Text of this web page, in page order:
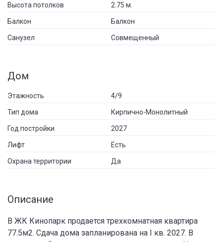
Высота потолков 2.75 м.
Балкон Балкон
Санузел Совмещенный
Дом
Этажность 4/9
Тип дома Кирпично-Монолитный
Год постройки 2027
Лифт Есть
Охрана территории Да
Описание
В ЖК Кинопарк продается трехкомнатная квартира
77.5м2. Сдача дома запланирована на I кв. 2027. В